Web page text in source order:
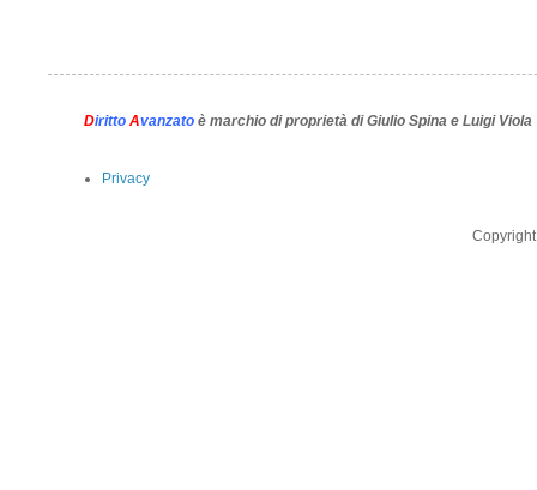
Diritto Avanzato è marchio di proprietà di Giulio Spina e Luigi Viola
Privacy